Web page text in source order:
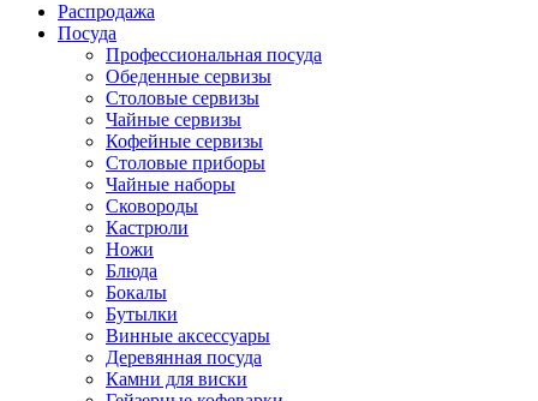
Распродажа
Посуда
Профессиональная посуда
Обеденные сервизы
Столовые сервизы
Чайные сервизы
Кофейные сервизы
Столовые приборы
Чайные наборы
Сковороды
Кастрюли
Ножи
Блюда
Бокалы
Бутылки
Винные аксессуары
Деревянная посуда
Камни для виски